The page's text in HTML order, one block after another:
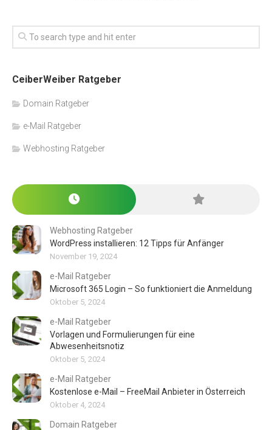
CeiberWeiber Ratgeber
Domain Ratgeber
e-Mail Ratgeber
Webhosting Ratgeber
Webhosting Ratgeber
WordPress installieren: 12 Tipps für Anfänger
November 19, 2024
e-Mail Ratgeber
Microsoft 365 Login – So funktioniert die Anmeldung
Oktober 5, 2024
e-Mail Ratgeber
Vorlagen und Formulierungen für eine
Abwesenheitsnotiz
Oktober 5, 2024
e-Mail Ratgeber
Kostenlose e-Mail – FreeMail Anbieter in Österreich
Oktober 4, 2024
Domain Ratgeber